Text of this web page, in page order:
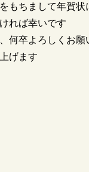
もちまして年賀
れば幸いです
何卒よろしくお願